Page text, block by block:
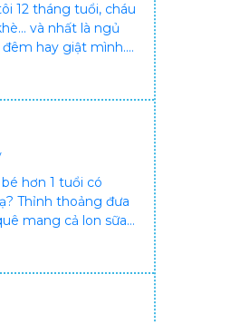
12 tháng tuổi, cháu
và nhất là ngủ
hay giật mình.
trạng vậy nên làm
ai cũng xót, mẹ cũng
Cảm ơn bác sĩ.
hơn 1 tuổi có
Thỉnh thoảng đưa
mang cả lon sữa
muốn đổi cho bé